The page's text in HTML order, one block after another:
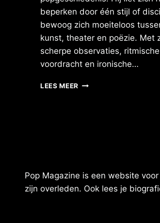
beperken door één stijl of
bewoog zich moeiteloos
kunst, theater en poëzie. Met
scherpe observaties, ritmische
voordracht en ironische…
LEES MEER BIOGRAFIE
Pop Magazine is een website
zijn overleden. Ook lees je